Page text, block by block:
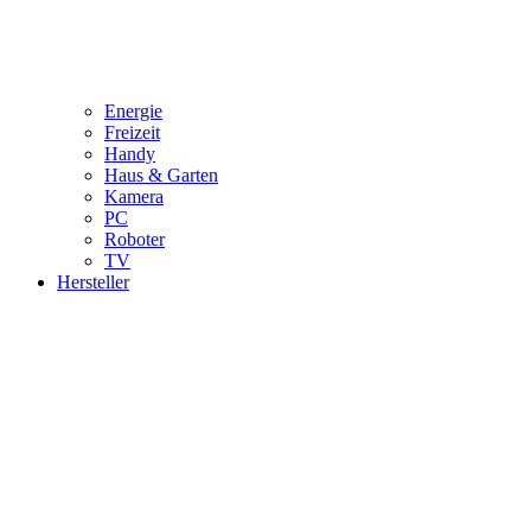
Energie
Freizeit
Handy
Haus & Garten
Kamera
PC
Roboter
TV
Hersteller